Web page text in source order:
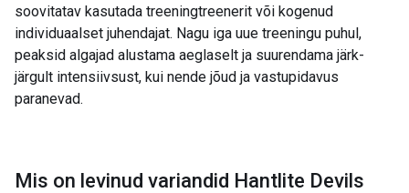
soovitatav kasutada treeningtreenerit või kogenud
individuaalset juhendajat. Nagu iga uue treeningu puhul,
peaksid algajad alustama aeglaselt ja suurendama järk-
järgult intensiivsust, kui nende jõud ja vastupidavus
paranevad.
Mis on levinud variandid Hantlite Devils